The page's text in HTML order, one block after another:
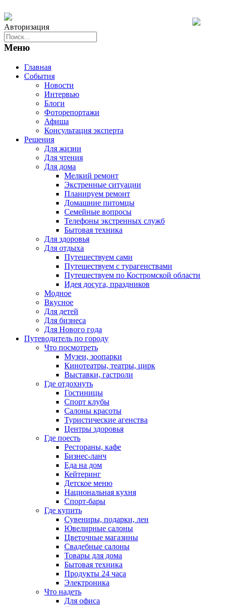
Авторизация
Меню
Главная
События
Новости
Интервью
Блоги
Фоторепортажи
Афиша
Консультация эксперта
Решения
Для жизни
Для чтения
Для дома
Мелкий ремонт
Экстренные ситуации
Планируем ремонт
Домашние питомцы
Семейные вопросы
Телефоны экстренных служб
Бытовая техника
Для здоровья
Для отдыха
Путешествуем сами
Путешествуем с турагенствами
Путешествуем по Костромской области
Идея досуга, праздников
Модное
Вкусное
Для детей
Для бизнеса
Для Нового года
Путеводитель по городу
Что посмотреть
Музеи, зоопарки
Кинотеатры, театры, цирк
Выставки, гастроли
Где отдохнуть
Гостиницы
Спорт клубы
Салоны красоты
Туристические агенства
Центры здоровья
Где поесть
Рестораны, кафе
Бизнес-ланч
Еда на дом
Кейтеринг
Детское меню
Национальная кухня
Спорт-бары
Где купить
Сувениры, подарки, лен
Ювелирные салоны
Цветочные магазины
Свадебные салоны
Товары для дома
Бытовая техника
Продукты 24 часа
Электроника
Что надеть
Для офиса